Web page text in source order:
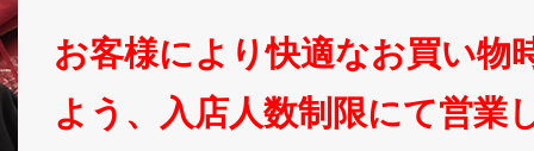
お客様により快適なお買い物
よう、入店人数制限にて営業